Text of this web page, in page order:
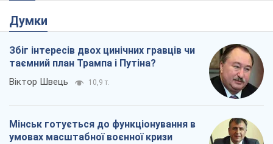
Думки
Збіг інтересів двох цинічних гравців чи
таємний план Трампа і Путіна?
Віктор Швець 10,9 т.
Мінськ готується до функціонування в
умовах масштабної воєнної кризи